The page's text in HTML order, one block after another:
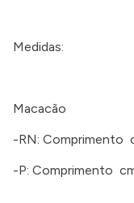
Medidas:
Macacão
-RN: Comprimento
-P: Comprimento